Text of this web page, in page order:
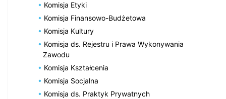
Komisja Etyki
Komisja Finansowo-Budżetowa
Komisja Kultury
Komisja ds. Rejestru i Prawa Wykonywania
Zawodu
Komisja Kształcenia
Komisja Socjalna
Komisja ds. Praktyk Prywatnych